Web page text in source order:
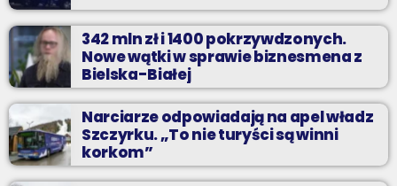
342 mln zł i 1400 pokrzywdzonych.
Nowe wątki w sprawie biznesmena z
Bielska-Białej
Narciarze odpowiadają na apel władz
Szczyrku. „To nie turyści są winni
korkom”